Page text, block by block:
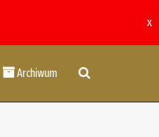
x
Archiwum